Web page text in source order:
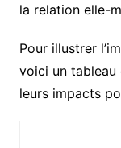
la relation elle-
Pour illustrer
voici un
leurs impacts